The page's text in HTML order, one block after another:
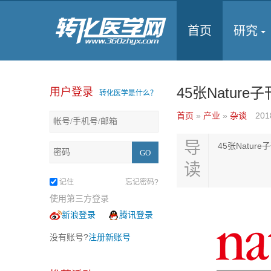
首页 研究
用户登录 转化医学是什么？
记住 忘记密码?
使用第三方登录
新浪登录
腾讯登录
没有账号?注册新账号
45张Nature子
首页 » 产业 » 杂谈
导
读
45张Nature